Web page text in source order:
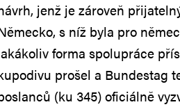
jenž je zároveň
s níž byla pro
forma spolupráce
prošel a Bundestag
(ku 345) oficiálně